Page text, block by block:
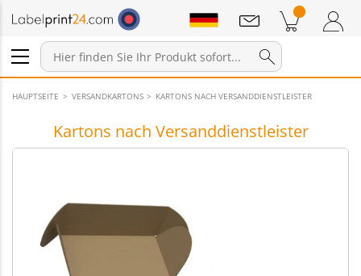
Anmelden / Registrieren
Warenkorb Zum Warenkorb
Mitteilungen
HAUPTSEITE VERSANDKARTONS KARTONS NACH VERSANDDIENSTLEISTER
Kartons nach Versanddienstleister